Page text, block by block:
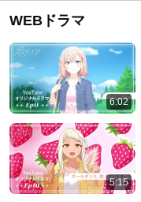
WEBドラマ
6:02
5:15